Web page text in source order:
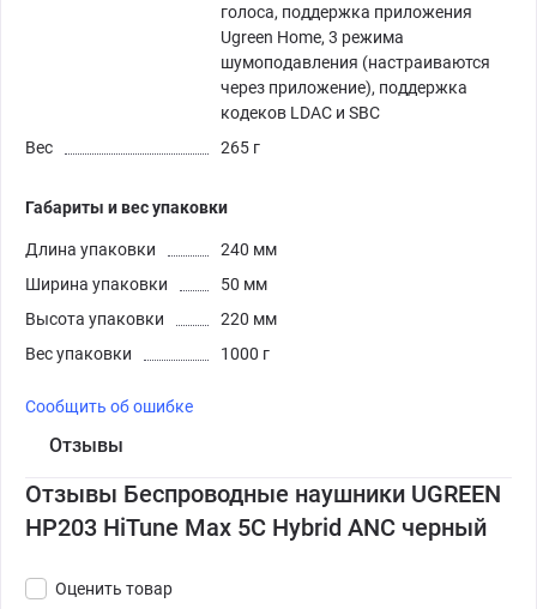
голоса, поддержка приложения
Ugreen Home, 3 режима
шумоподавления (настраиваются
через приложение), поддержка
кодеков LDAC и SBC
Вес
265 г
Габариты и вес упаковки
Длина упаковки
240 мм
Ширина упаковки
50 мм
Высота упаковки
220 мм
Вес упаковки
1000 г
Сообщить об ошибке
Отзывы
Отзывы Беспроводные наушники UGREEN
HP203 HiTune Max 5C Hybrid ANC черный
Оценить товар